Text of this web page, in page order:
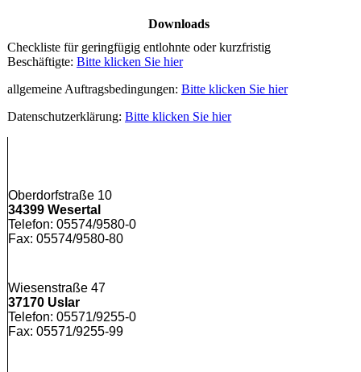
Downloads
Checkliste für geringfügig entlohnte oder kurzfristig
Beschäftigte: Bitte klicken Sie hier
allgemeine Auftragsbedingungen: Bitte klicken Sie hier
Datenschutzerklärung: Bitte klicken Sie hier
Oberdorfstraße 10
34399 Wesertal
Telefon: 05574/9580-0
Fax: 05574/9580-80
Wiesenstraße 47
37170 Uslar
Telefon: 05571/9255-0
Fax: 05571/9255-99